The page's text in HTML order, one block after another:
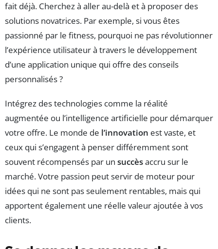
fait déjà. Cherchez à aller au-delà et à proposer des
solutions novatrices. Par exemple, si vous êtes
passionné par le fitness, pourquoi ne pas révolutionner
l’expérience utilisateur à travers le développement
d’une application unique qui offre des conseils
personnalisés ?
Intégrez des technologies comme la réalité
augmentée ou l’intelligence artificielle pour démarquer
votre offre. Le monde de l’innovation est vaste, et
ceux qui s’engagent à penser différemment sont
souvent récompensés par un succèsaccru sur le
marché. Votre passion peut servir de moteur pour
idées qui ne sont pas seulement rentables, mais qui
apportent également une réelle valeur ajoutée à vos
clients.